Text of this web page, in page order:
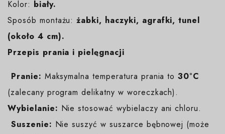
Kolor: biały.
Sposób montażu:żabki, haczyki, agrafki, tunel
(około 4 cm).
Przepis prania i pielęgnacji
Pranie: Maksymalna temperatura prania to30°C
(zalecany program delikatny w woreczkach).
Wybielanie: Nie stosować wybielaczy ani chloru.
Suszenie: Nie suszyć w suszarce bębnowej (może